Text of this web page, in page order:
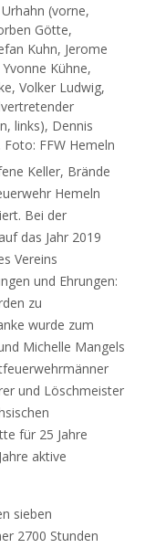
(vorne,
Götte,
Kuhn, Jerome
Kühne,
Volker Ludwig,
links), Dennis
FFW Hemeln
Keller, Brände
Hemeln
Bei der
das Jahr 2019
Vereins
und Ehrungen:
zu
wurde zum
Michelle Mangels
und Löschmeister
für 25 Jahre
aktive
sieben
2700 Stunden